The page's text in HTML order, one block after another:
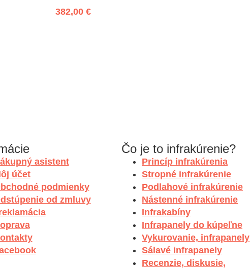
382,00 €
asistent
účet
podmienky
od zmluvy
Čo je to infrakúrenie?
Princíp infrakúrenia
Stropné infrakúrenie
Podlahové infrakúrenie
Nástenné infrakúrenie
Infrakabíny
Infrapanely do kúpeľne
Vykurovanie, infrapanely
Sálavé infrapanely
Recenzie, diskusie,